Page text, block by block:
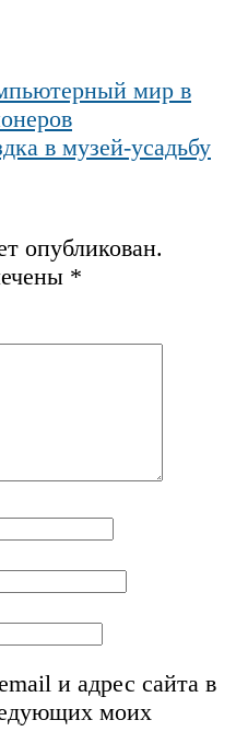
мир в
в музей-усадьбу
опубликован.
*
и адрес сайта в
моих